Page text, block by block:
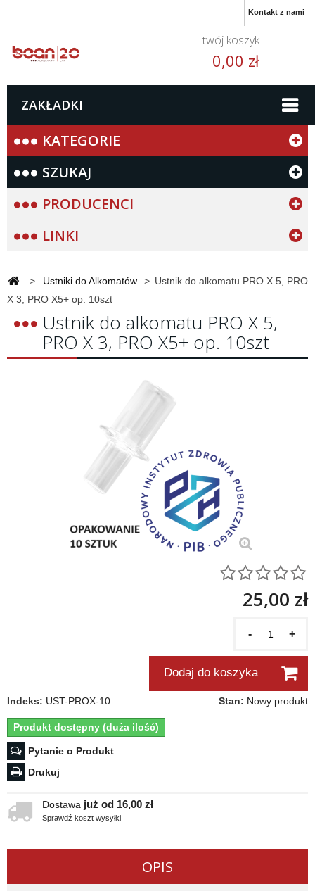
Kontakt z nami
twój koszyk
0,00 zł
ZAKŁADKI
KATEGORIE
SZUKAJ
PRODUCENCI
LINKI
> Ustniki do Alkomatów > Ustnik do alkomatu PRO X 5, PRO
X 3, PRO X5+ op. 10szt
Ustnik do alkomatu PRO X 5,
PRO X 3, PRO X5+ op. 10szt
25,00 zł
- +
Dodaj do koszyka
Indeks: UST-PROX-10 Stan: Nowy produkt
Produkt dostępny (duża ilość)
Pytanie o Produkt
Drukuj
Dostawa już od 16,00 zł
Sprawdź koszt wysyłki
OPIS